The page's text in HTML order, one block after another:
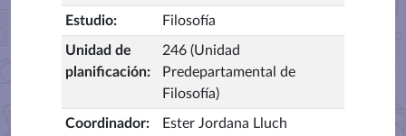
Estudio: Filosofía
Unidad de
planificación:
246 (Unidad
Predepartamental de
Filosofía)
Coordinador: Ester Jordana Lluch